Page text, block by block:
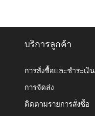
บริการลูกค้า
การสั่งซื้อและชำระเงิน
การจัดส่ง
ติดตามรายการสั่งซื้อ